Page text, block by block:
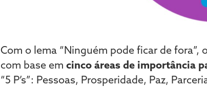
Com o lema “Ninguém pode ficar de
com base em cinco áreas de importância
“5 P’s”: Pessoas, Prosperidade, Paz,